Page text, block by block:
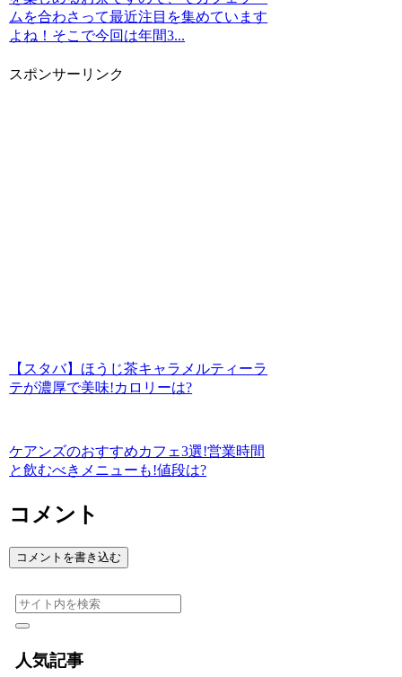
ムを合わさって最近注目を集めています
よね！そこで今回は年間3...
スポンサーリンク
【スタバ】ほうじ茶キャラメルティーラ
テが濃厚で美味!カロリーは?
ケアンズのおすすめカフェ3選!営業時間
と飲むべきメニューも!値段は?
コメント
コメントを書き込む
人気記事